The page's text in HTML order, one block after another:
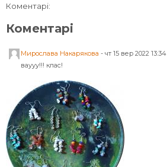
Коментарі:
Коментарі
Мирослава Накарякова -чт 15 вер 2022 13:34
ваууу!!! клас!